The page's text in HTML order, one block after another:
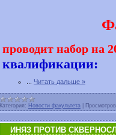
проводит набор на
квалификации:
Читать дальше »
Категория: Новости факультета
ИНЯЗ ПРОТИВ